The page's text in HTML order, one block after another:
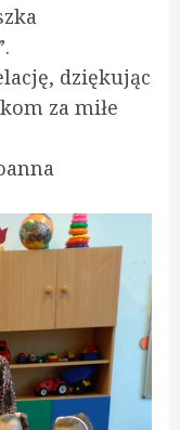
dziękując
za miłe